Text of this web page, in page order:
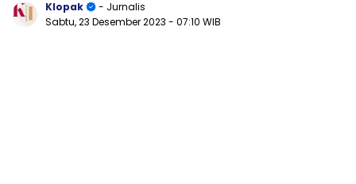
Klopak
- Jurnalis
Sabtu, 23 Desember 2023 - 07:10 WIB